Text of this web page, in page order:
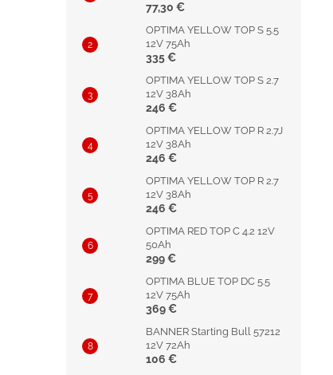
77,30 €
OPTIMA YELLOW TOP S 5.5
12V 75Ah
335 €
OPTIMA YELLOW TOP S 2.7
12V 38Ah
246 €
OPTIMA YELLOW TOP R 2.7J
12V 38Ah
246 €
OPTIMA YELLOW TOP R 2.7
12V 38Ah
246 €
OPTIMA RED TOP C 4.2 12V
50Ah
299 €
OPTIMA BLUE TOP DC 5.5
12V 75Ah
369 €
BANNER Starting Bull 57212
12V 72Ah
106 €